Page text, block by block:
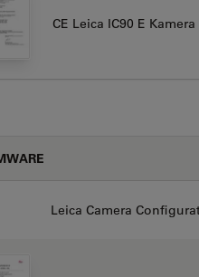
CE Leica IC90 E
Leica Camera